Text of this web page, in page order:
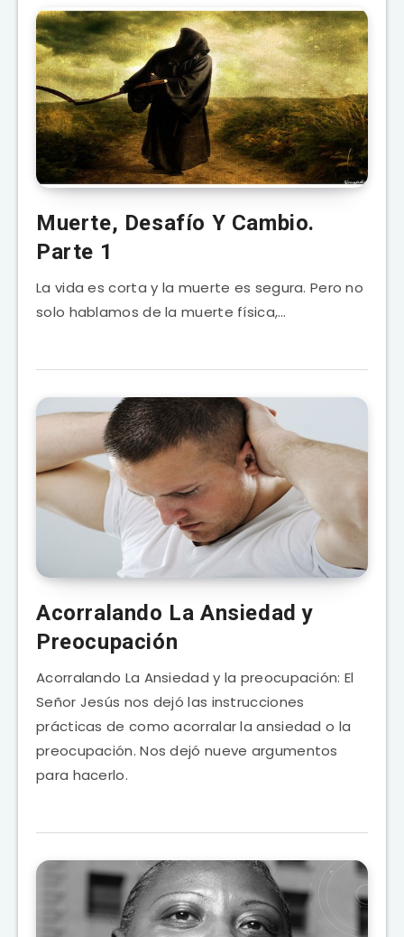
Muerte, Desafío Y Cambio.
Parte 1
La vida es corta y la muerte es segura. Pero no
solo hablamos de la muerte física,…
Acorralando La Ansiedad y
Preocupación
Acorralando La Ansiedad y la preocupación: El
Señor Jesús nos dejó las instrucciones
prácticas de como acorralar la ansiedad o la
preocupación. Nos dejó nueve argumentos
para hacerlo.